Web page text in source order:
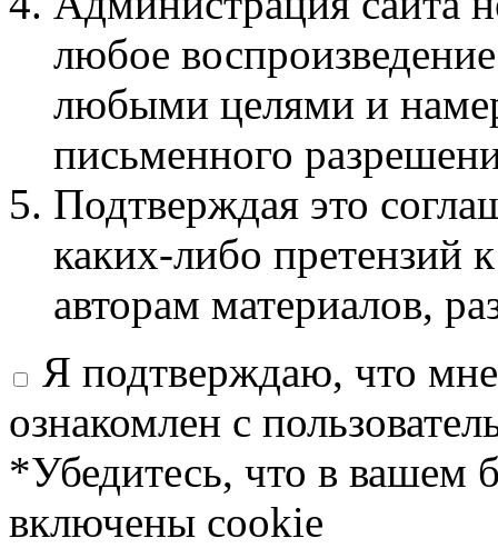
любое
любыми целями и
письменного
Подтверждая это
каких-либо претензий
авторам материалов,
Я подтверждаю, что
ознакомлен с
*Убедитесь, что в вашем
включены cookie